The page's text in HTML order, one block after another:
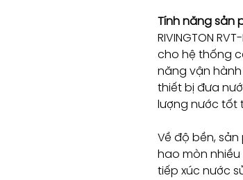
Tính năng sản
RIVINGTON
cho hệ thống
năng vận
thiết bị đưa
lượng nước tốt
Về độ bền,
hao mòn
tiếp xúc nước